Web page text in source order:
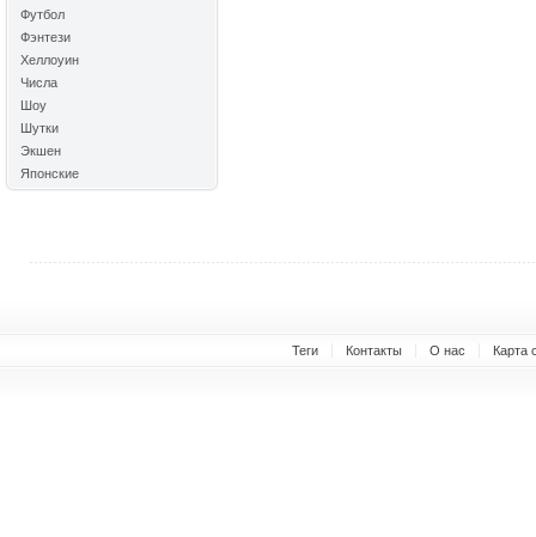
Футбол
Фэнтези
Хеллоуин
Числа
Шоу
Шутки
Экшен
Японские
Теги Контакты О нас Карта